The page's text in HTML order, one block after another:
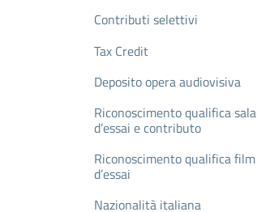
Contributi selettivi
Tax Credit
Deposito opera audiovisiva
Riconoscimento qualifica sala
d’essai e contributo
Riconoscimento qualifica film
d’essai
Nazionalità italiana